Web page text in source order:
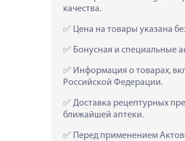
качества.
Цена на товары указана
Бонусная и специальные
Информация о товарах,
Российской Федерации.
Доставка рецептурных
ближайшей аптеки.
Перед применением